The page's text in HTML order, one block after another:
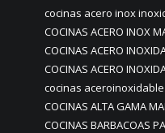
cocinas acero inox
COCINAS ACERO INOX
COCINAS ACERO
COCINAS ACERO
cocinas
COCINAS ALTA GAMA
COCINAS BARBACOAS